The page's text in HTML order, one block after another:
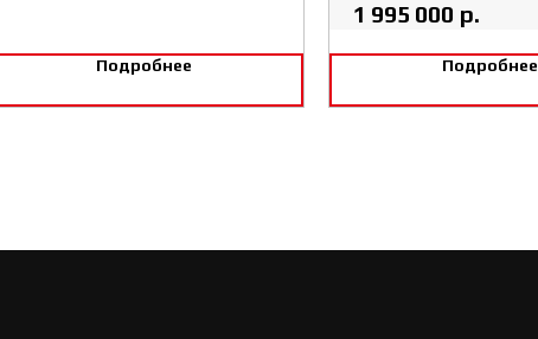
Подробнее
1 995 000 р.
Подробнее